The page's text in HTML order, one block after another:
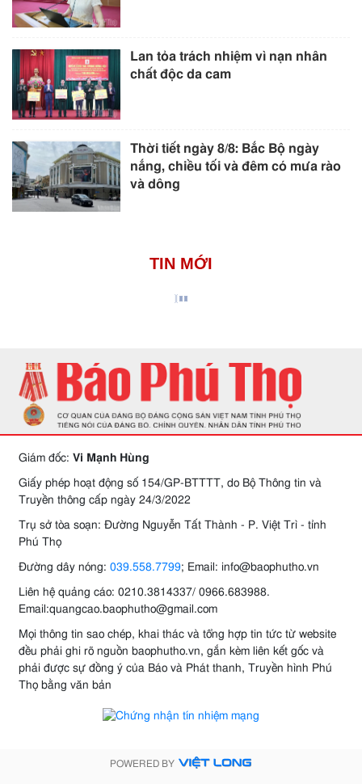
Lan tỏa trách nhiệm vì nạn nhân
chất độc da cam
Thời tiết ngày 8/8: Bắc Bộ ngày
nắng, chiều tối và đêm có mưa rào
và dông
TIN MỚI
Giám đốc: Vi Mạnh Hùng
Giấy phép hoạt động số 154/GP-BTTTT, do Bộ Thông tin và
Truyền thông cấp ngày 24/3/2022
Trụ sở tòa soạn: Đường Nguyễn Tất Thành - P. Việt Trì - tỉnh
Phú Thọ
Đường dây nóng: 039.558.7799; Email: info@baophutho.vn
Liên hệ quảng cáo: 0210.3814337/ 0966.683988.
Email:quangcao.baophutho@gmail.com
Mọi thông tin sao chép, khai thác và tổng hợp tin tức từ website
đều phải ghi rõ nguồn baophutho.vn, gắn kèm liên kết gốc và
phải được sự đồng ý của Báo và Phát thanh, Truyền hình Phú
Thọ bằng văn bản
POWERED BY